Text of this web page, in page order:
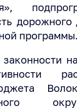
дорожного
программы.